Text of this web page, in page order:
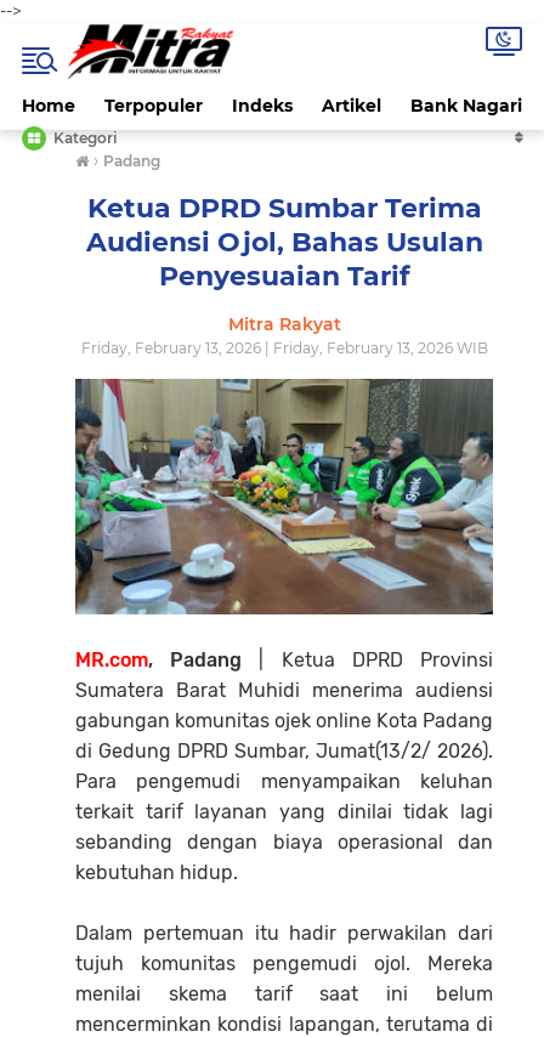
-->
Home Terpopuler Indeks Artikel Bank Nagari
Kategori
› Padang
Ketua DPRD Sumbar Terima
Audiensi Ojol, Bahas Usulan
Penyesuaian Tarif
Mitra Rakyat
Friday, February 13, 2026 | Friday, February 13, 2026 WIB
MR.com, Padang | Ketua DPRD Provinsi
Sumatera Barat Muhidi menerima audiensi
gabungan komunitas ojek online Kota Padang
di Gedung DPRD Sumbar, Jumat(13/2/ 2026).
Para pengemudi menyampaikan keluhan
terkait tarif layanan yang dinilai tidak lagi
sebanding dengan biaya operasional dan
kebutuhan hidup.
Dalam pertemuan itu hadir perwakilan dari
tujuh komunitas pengemudi ojol. Mereka
menilai skema tarif saat ini belum
mencerminkan kondisi lapangan, terutama di